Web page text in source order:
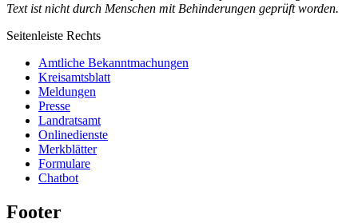
Text ist nicht durch Menschen mit Behinderungen geprüft worden.
Seitenleiste Rechts
Amtliche Bekanntmachungen
Kreisamtsblatt
Meldungen
Presse
Landratsamt
Onlinedienste
Merkblätter
Formulare
Chatbot
Footer